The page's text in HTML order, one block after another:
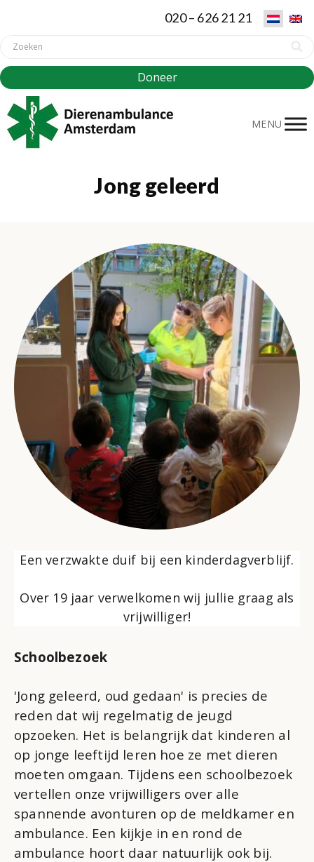
020 – 626 21 21
Doneer
MENU
Jong geleerd
Een verzwakte duif bij een kinderdagverblijf.
Over 19 jaar verwelkomen wij jullie graag als
vrijwilliger!
Schoolbezoek
'Jong geleerd, oud gedaan' is precies de
reden dat wij regelmatig de jeugd
opzoeken. Het is belangrijk dat kinderen al
op jonge leeftijd leren hoe ze met dieren
moeten omgaan. Tijdens een schoolbezoek
vertellen onze vrijwilligers over alle
spannende avonturen op de meldkamer en
ambulance. Een kijkje in en rond de
ambulance hoort daar natuurlijk ook bij.